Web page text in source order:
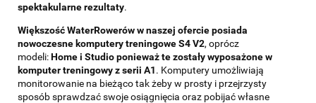
spektakularne rezultaty.
Większość WaterRowerów w naszej ofercie posiada
nowoczesne komputery treningowe S4 V2, oprócz
modeli:Home i Studio ponieważ te zostały wyposażone w
komputer treningowy z serii A1. Komputery umożliwiają
monitorowanie na bieżąco tak żeby w prosty i przejrzysty
sposób sprawdzać swoje osiągnięcia oraz pobijać własne